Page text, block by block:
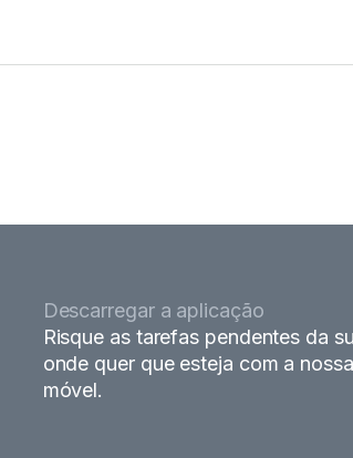
Descarregar a aplicação
Risque as tarefas pendentes da
onde quer que esteja com a
móvel.